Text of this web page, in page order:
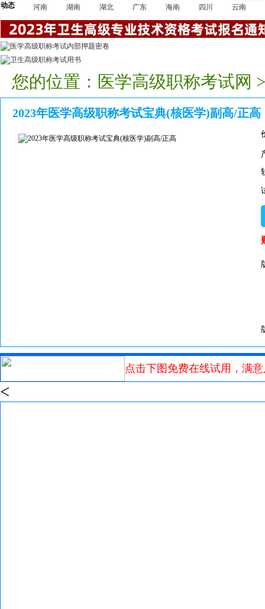
动态
河南
湖南 湖北 广东 海南 四川 云南
您的位置： 医学高级职称考试网
2023年医学高级职称考试宝典(核医学)副高/正高
点击下图免费在线试用，满
<